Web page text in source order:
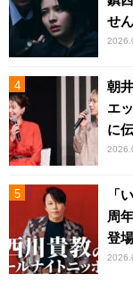
せん
朝
エ
に
「
周
登場